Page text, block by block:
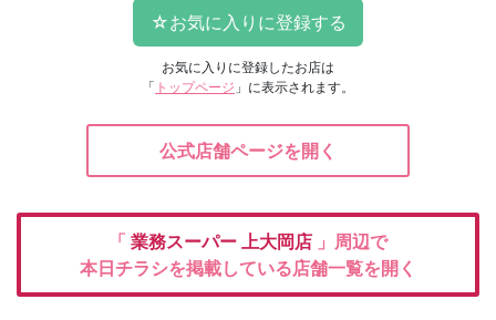
お気に入りに登録したお店は
「 トップページ 」に表示されます。
公式店舗ページを開く
「 業務スーパー 上大岡店 」周辺で
本日チラシを掲載している店舗一覧を開く